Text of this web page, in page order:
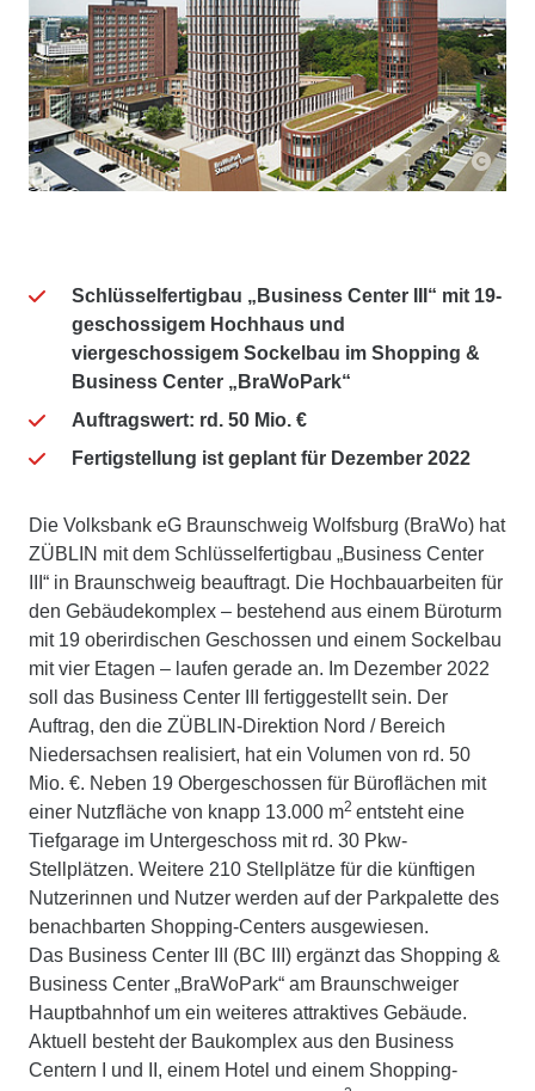
Schlüsselfertigbau „Business Center III“ mit 19-
geschossigem Hochhaus und
viergeschossigem Sockelbau im Shopping &
Business Center „BraWoPark“
Auftragswert: rd. 50 Mio. €
Fertigstellung ist geplant für Dezember 2022
Die Volksbank eG Braunschweig Wolfsburg (BraWo) hat
ZÜBLIN mit dem Schlüsselfertigbau „Business Center
III“ in Braunschweig beauftragt. Die Hochbauarbeiten für
den Gebäudekomplex – bestehend aus einem Büroturm
mit 19 oberirdischen Geschossen und einem Sockelbau
mit vier Etagen – laufen gerade an. Im Dezember 2022
soll das Business Center III fertiggestellt sein. Der
Auftrag, den die ZÜBLIN-Direktion Nord / Bereich
Niedersachsen realisiert, hat ein Volumen von rd. 50
Mio. €. Neben 19 Obergeschossen für Büroflächen mit
einer Nutzfläche von knapp 13.000 m2 entsteht eine
Tiefgarage im Untergeschoss mit rd. 30 Pkw-
Stellplätzen. Weitere 210 Stellplätze für die künftigen
Nutzerinnen und Nutzer werden auf der Parkpalette des
benachbarten Shopping-Centers ausgewiesen.
Das Business Center III (BC III) ergänzt das Shopping &
Business Center „BraWoPark“ am Braunschweiger
Hauptbahnhof um ein weiteres attraktives Gebäude.
Aktuell besteht der Baukomplex aus den Business
Centern I und II, einem Hotel und einem Shopping-